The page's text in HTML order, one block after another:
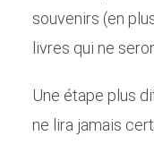
souvenirs (en
livres qui ne
Une étape plus
ne lira jamais